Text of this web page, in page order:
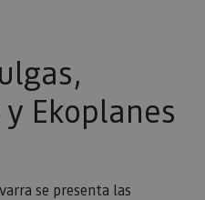
Ekoplanes
se presenta las